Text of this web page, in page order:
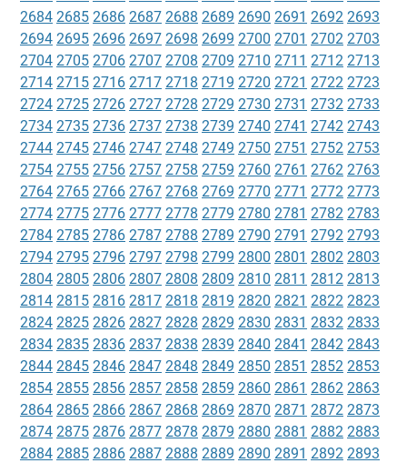
2684 2685 2686 2687 2688 2689 2690 2691 2692 2693
2694 2695 2696 2697 2698 2699 2700 2701 2702 2703
2704 2705 2706 2707 2708 2709 2710 2711 2712 2713
2714 2715 2716 2717 2718 2719 2720 2721 2722 2723
2724 2725 2726 2727 2728 2729 2730 2731 2732 2733
2734 2735 2736 2737 2738 2739 2740 2741 2742 2743
2744 2745 2746 2747 2748 2749 2750 2751 2752 2753
2754 2755 2756 2757 2758 2759 2760 2761 2762 2763
2764 2765 2766 2767 2768 2769 2770 2771 2772 2773
2774 2775 2776 2777 2778 2779 2780 2781 2782 2783
2784 2785 2786 2787 2788 2789 2790 2791 2792 2793
2794 2795 2796 2797 2798 2799 2800 2801 2802 2803
2804 2805 2806 2807 2808 2809 2810 2811 2812 2813
2814 2815 2816 2817 2818 2819 2820 2821 2822 2823
2824 2825 2826 2827 2828 2829 2830 2831 2832 2833
2834 2835 2836 2837 2838 2839 2840 2841 2842 2843
2844 2845 2846 2847 2848 2849 2850 2851 2852 2853
2854 2855 2856 2857 2858 2859 2860 2861 2862 2863
2864 2865 2866 2867 2868 2869 2870 2871 2872 2873
2874 2875 2876 2877 2878 2879 2880 2881 2882 2883
2884 2885 2886 2887 2888 2889 2890 2891 2892 2893